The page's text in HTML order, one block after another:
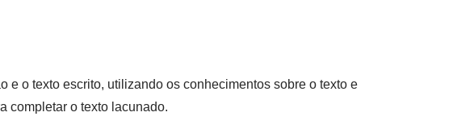
e o texto escrito, utilizando os conhecimentos sobre o texto e
completar o texto lacunado.